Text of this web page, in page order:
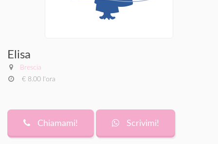
Elisa
Brescia
€ 8.00 l'ora
Chiamami! Scrivimi!